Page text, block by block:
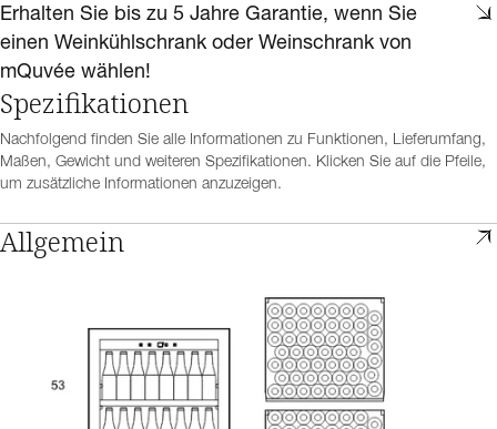
Erhalten Sie bis zu 5 Jahre Garantie, wenn Sie
einen Weinkühlschrank oder Weinschrank von
mQuvée wählen!
Spezifikationen
Nachfolgend finden Sie alle Informationen zu Funktionen, Lieferumfang,
Maßen, Gewicht und weiteren Spezifikationen. Klicken Sie auf die Pfeile,
um zusätzliche Informationen anzuzeigen.
Allgemein